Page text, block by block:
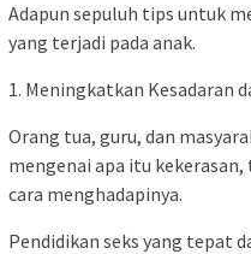
Adapun sepuluh tips untuk
yang terjadi pada anak.
1. Meningkatkan Kesadaran
Orang tua, guru, dan
mengenai apa itu
cara menghadapinya.
Pendidikan seks yang tepat